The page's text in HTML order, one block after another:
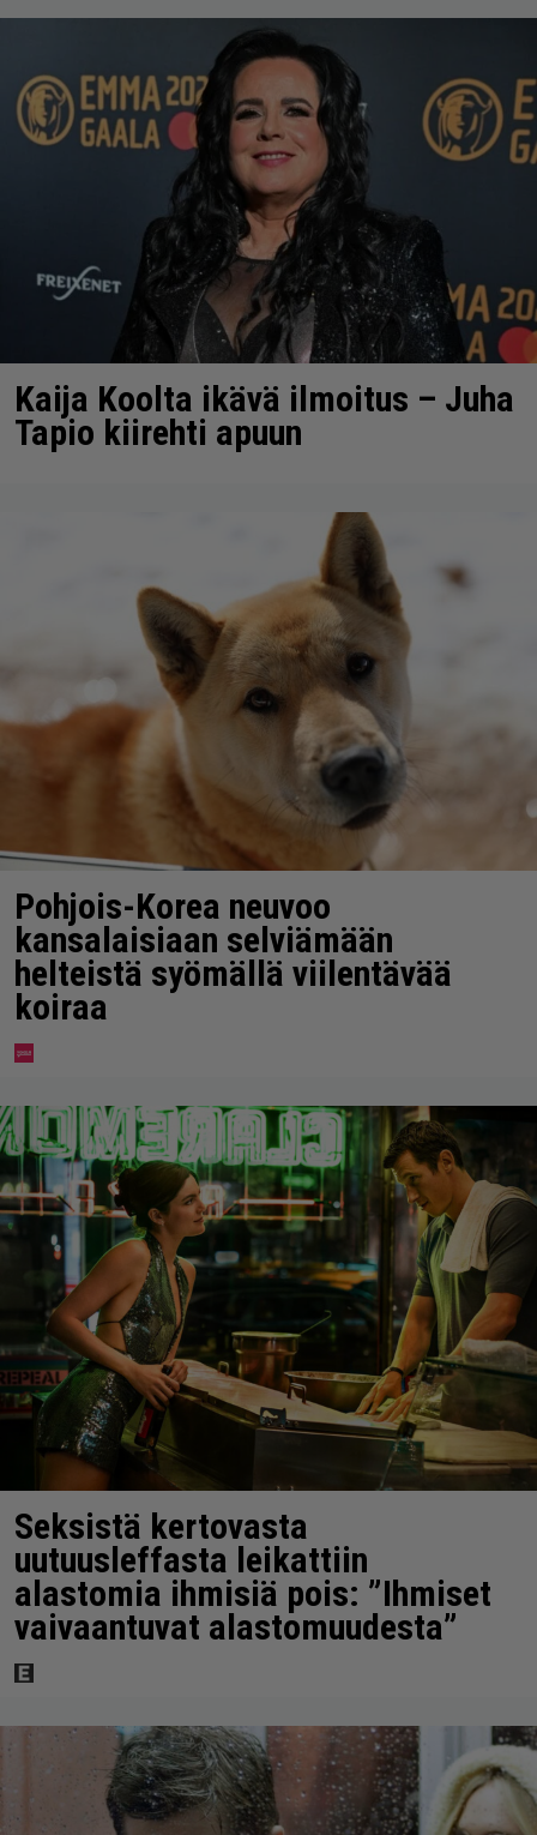
Kaija Koolta ikävä ilmoitus – Juha
Tapio kiirehti apuun
Pohjois-Korea neuvoo
kansalaisiaan selviämään
helteistä syömällä viilentävää
koiraa
Seksistä kertovasta
uutuusleffasta leikattiin
alastomia ihmisiä pois: ”Ihmiset
vaivaantuvat alastomuudesta”